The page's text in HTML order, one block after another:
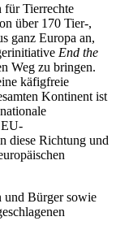
für Tierrechte
über 170 Tier-,
ganz Europa an,
End the
Weg zu bringen.
käfigfreie
Kontinent ist
EU-
diese Richtung und
und Bürger sowie